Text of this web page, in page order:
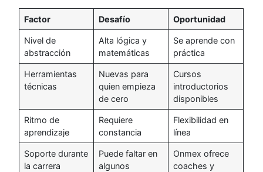
Factor Desafío Oportunidad
Nivel de
abstracción
Alta lógica y
matemáticas
Se aprende con
práctica
Herramientas
técnicas
Nuevas para
quien empieza
de cero
Cursos
introductorios
disponibles
Ritmo de
aprendizaje
Requiere
constancia
Flexibilidad en
línea
Soporte durante
la carrera
Puede faltar en
algunos
Onmex ofrece
coaches y